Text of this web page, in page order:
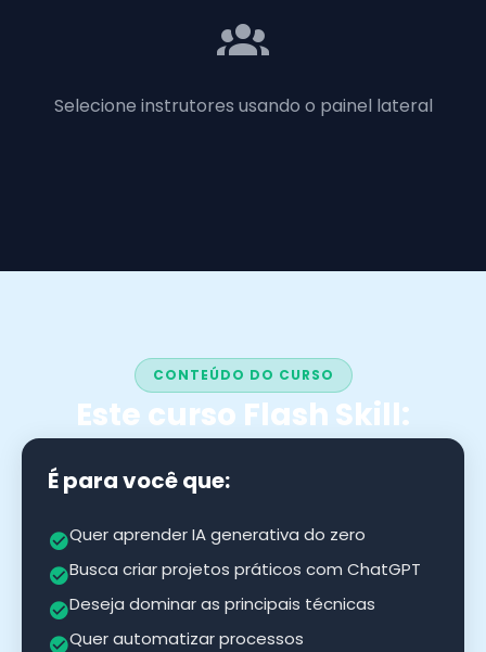
Selecione instrutores usando o painel lateral
CONTEÚDO DO CURSO
Este curso Flash Skill:
É para você que:
Quer aprender IA generativa do zero
Busca criar projetos práticos com ChatGPT
Deseja dominar as principais técnicas
Quer automatizar processos